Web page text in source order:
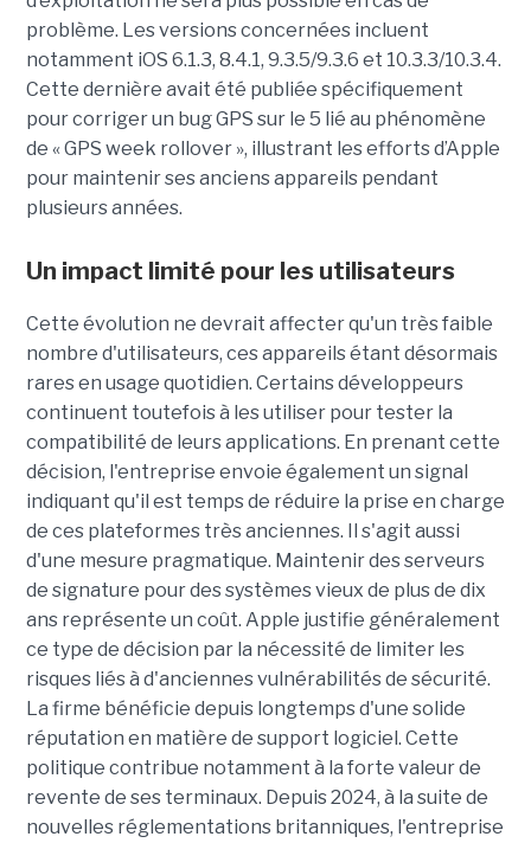
problème. Les versions concernées incluent
notamment iOS 6.1.3, 8.4.1, 9.3.5/9.3.6 et 10.3.3/10.3.4.
Cette dernière avait été publiée spécifiquement
pour corriger un bug GPS sur le 5 lié au phénomène
de « GPS week rollover », illustrant les efforts d’Apple
pour maintenir ses anciens appareils pendant
plusieurs années.
Un impact limité pour les utilisateurs
Cette évolution ne devrait affecter qu'un très faible
nombre d'utilisateurs, ces appareils étant désormais
rares en usage quotidien. Certains développeurs
continuent toutefois à les utiliser pour tester la
compatibilité de leurs applications. En prenant cette
décision, l'entreprise envoie également un signal
indiquant qu'il est temps de réduire la prise en charge
de ces plateformes très anciennes. Il s'agit aussi
d'une mesure pragmatique. Maintenir des serveurs
de signature pour des systèmes vieux de plus de dix
ans représente un coût. Apple justifie généralement
ce type de décision par la nécessité de limiter les
risques liés à d'anciennes vulnérabilités de sécurité.
La firme bénéficie depuis longtemps d'une solide
réputation en matière de support logiciel. Cette
politique contribue notamment à la forte valeur de
revente de ses terminaux. Depuis 2024, à la suite de
nouvelles réglementations britanniques, l'entreprise